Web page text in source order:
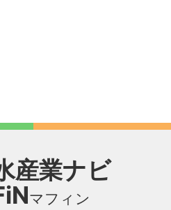
産業ナビ
マフィン